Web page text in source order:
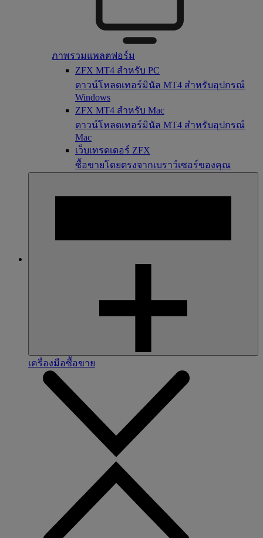
ภาพรวมแพลตฟอร์ม
ZFX MT4 สำหรับ PC
ดาวน์โหลดเทอร์มินัล MT4 สำหรับอุปกรณ์
Windows
ZFX MT4 สำหรับ Mac
ดาวน์โหลดเทอร์มินัล MT4 สำหรับอุปกรณ์
Mac
เว็บเทรดเดอร์ ZFX
ซื้อขายโดยตรงจากเบราว์เซอร์ของคุณ
เครื่องมือซื้อขาย